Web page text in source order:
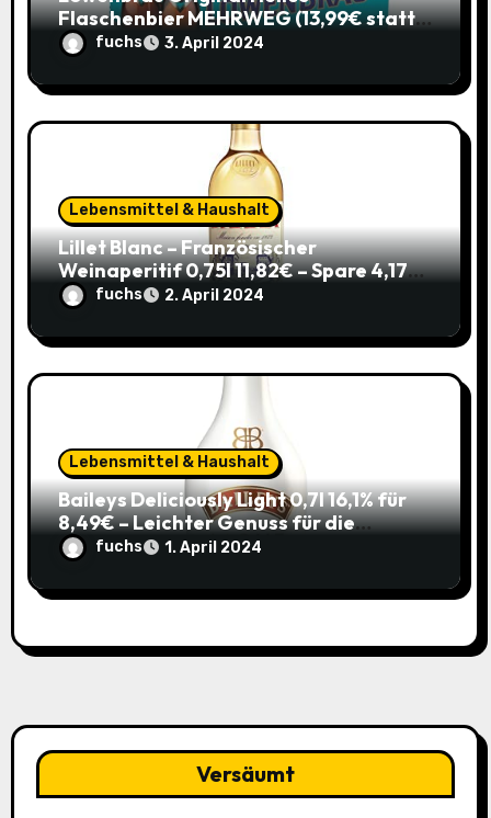
Flaschenbier MEHRWEG (13,99€ statt
17,49€) – Ein typisches Münchner
Original zum Sparpreis
fuchs 3. April 2024
Lebensmittel & Haushalt
Lillet Blanc – Französischer
Weinaperitif 0,75l 11,82€ – Spare 4,17€
im Sparabo
fuchs 2. April 2024
Lebensmittel & Haushalt
Baileys Deliciously Light 0,7l 16,1% für
8,49€ – Leichter Genuss für die
Sommerparty (ehem. 14,99€)
fuchs 1. April 2024
Versäumt